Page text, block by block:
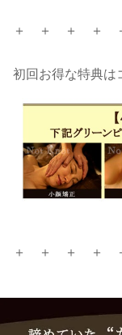
＋ ＋ ＋ ＋
初回お得な特典は
＋ ＋ ＋ ＋